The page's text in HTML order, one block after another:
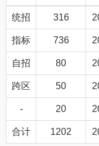
统招 316
指标 736
自招 80
跨区 50
- 20
合计 1202